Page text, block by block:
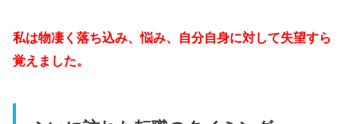
私は物凄く落ち込み、悩み、自分自身に対して失望すら
覚えました。